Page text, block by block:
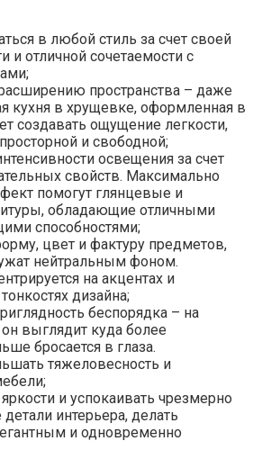
в любой стиль за счет своей
и отличной сочетаемости с
пространства – даже
кухня в хрущевке, оформленная в
создавать ощущение легкости,
и свободной;
освещения за счет
свойств. Максимально
помогут глянцевые и
обладающие отличными
способностями;
цвет и фактуру предметов,
нейтральным фоном.
на акцентах и
дизайна;
беспорядка – на
выглядит куда более
бросается в глаза.
тяжеловесность и
и успокаивать чрезмерно
интерьера, делать
и одновременно